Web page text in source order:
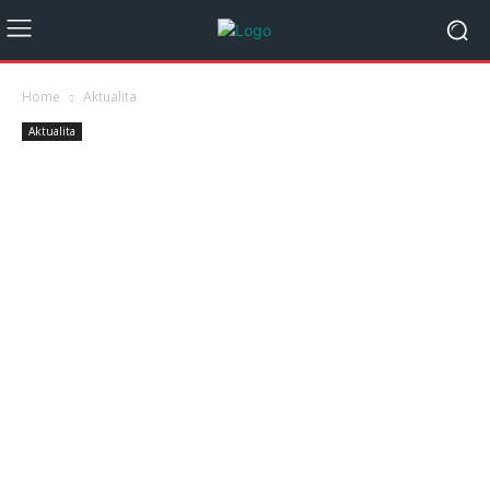
Home Aktualita
Aktualita